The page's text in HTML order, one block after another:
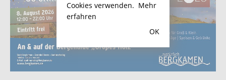
Cookies verwenden. Mehr
erfahren
OK